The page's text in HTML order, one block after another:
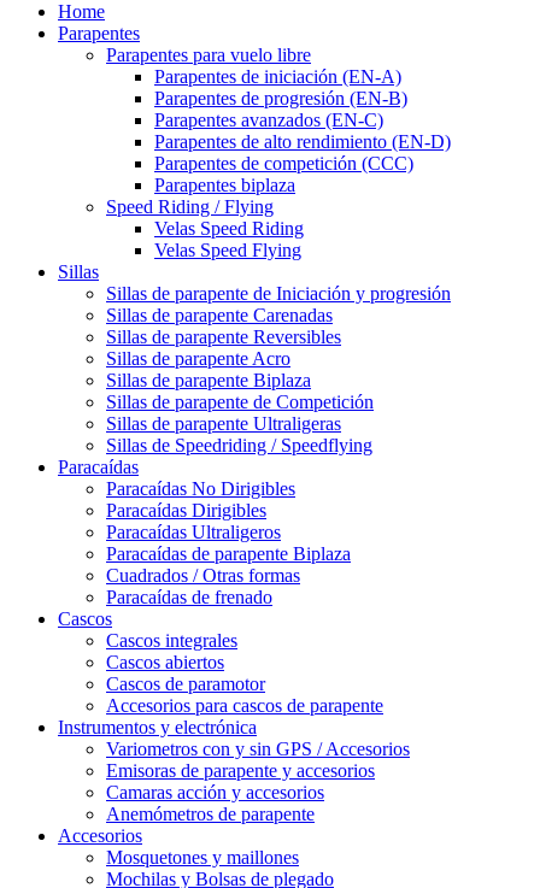
Home
Parapentes
Parapentes para vuelo libre
Parapentes de iniciación (EN-A)
Parapentes de progresión (EN-B)
Parapentes avanzados (EN-C)
Parapentes de alto rendimiento (EN-D)
Parapentes de competición (CCC)
Parapentes biplaza
Speed Riding / Flying
Velas Speed Riding
Velas Speed Flying
Sillas
Sillas de parapente de Iniciación y progresión
Sillas de parapente Carenadas
Sillas de parapente Reversibles
Sillas de parapente Acro
Sillas de parapente Biplaza
Sillas de parapente de Competición
Sillas de parapente Ultraligeras
Sillas de Speedriding / Speedflying
Paracaídas
Paracaídas No Dirigibles
Paracaídas Dirigibles
Paracaídas Ultraligeros
Paracaídas de parapente Biplaza
Cuadrados / Otras formas
Paracaídas de frenado
Cascos
Cascos integrales
Cascos abiertos
Cascos de paramotor
Accesorios para cascos de parapente
Instrumentos y electrónica
Variometros con y sin GPS / Accesorios
Emisoras de parapente y accesorios
Camaras acción y accesorios
Anemómetros de parapente
Accesorios
Mosquetones y maillones
Mochilas y Bolsas de plegado